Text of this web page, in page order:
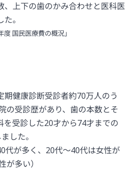
、上下の歯のかみ合わせと医科医
。
国民医療費の概況」
期健康診断受診者約70万人のう
の受診歴があり、歯の本数とそ
を受診した20才から74才までの
した。
代が多く、20代～40代は女性が
が多い）